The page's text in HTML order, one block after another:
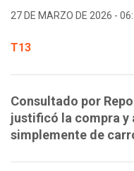
27 DE MARZO DE 2026 -
T13
Consultado por
justificó la compra y
simplemente de